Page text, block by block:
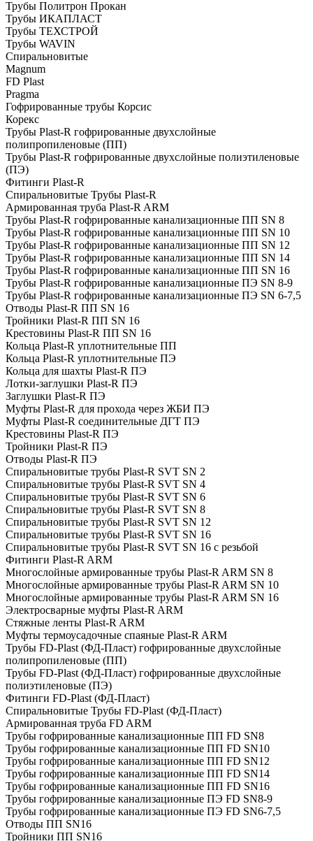
Трубы Политрон Прокан
Трубы ИКАПЛАСТ
Трубы ТЕХСТРОЙ
Трубы WAVIN
Спиральновитые
Magnum
FD Plast
Pragma
Гофрированные трубы Корсис
Корекс
Трубы Plast-R гофрированные двухслойные
полипропиленовые (ПП)
Трубы Plast-R гофрированные двухслойные полиэтиленовые
(ПЭ)
Фитинги Plast-R
Спиральновитые Трубы Plast-R
Армированная труба Plast-R ARM
Трубы Plast-R гофрированные канализационные ПП SN 8
Трубы Plast-R гофрированные канализационные ПП SN 10
Трубы Plast-R гофрированные канализационные ПП SN 12
Трубы Plast-R гофрированные канализационные ПП SN 14
Трубы Plast-R гофрированные канализационные ПП SN 16
Трубы Plast-R гофрированные канализационные ПЭ SN 8-9
Трубы Plast-R гофрированные канализационные ПЭ SN 6-7,5
Отводы Plast-R ПП SN 16
Тройники Plast-R ПП SN 16
Крестовины Plast-R ПП SN 16
Кольца Plast-R уплотнительные ПП
Кольца Plast-R уплотнительные ПЭ
Кольца для шахты Plast-R ПЭ
Лотки-заглушки Plast-R ПЭ
Заглушки Plast-R ПЭ
Муфты Plast-R для прохода через ЖБИ ПЭ
Муфты Plast-R соединительные ДГТ ПЭ
Крестовины Plast-R ПЭ
Тройники Plast-R ПЭ
Отводы Plast-R ПЭ
Спиральновитые трубы Plast-R SVT SN 2
Спиральновитые трубы Plast-R SVT SN 4
Спиральновитые трубы Plast-R SVT SN 6
Спиральновитые трубы Plast-R SVT SN 8
Спиральновитые трубы Plast-R SVT SN 12
Спиральновитые трубы Plast-R SVT SN 16
Спиральновитые трубы Plast-R SVT SN 16 с резьбой
Фитинги Plast-R ARM
Многослойные армированные трубы Plast-R ARM SN 8
Многослойные армированные трубы Plast-R ARM SN 10
Многослойные армированные трубы Plast-R ARM SN 16
Электросварные муфты Plast-R ARM
Стяжные ленты Plast-R ARM
Муфты термоусадочные спаяные Plast-R ARM
Трубы FD-Plast (ФД-Пласт) гофрированные двухслойные
полипропиленовые (ПП)
Трубы FD-Plast (ФД-Пласт) гофрированные двухслойные
полиэтиленовые (ПЭ)
Фитинги FD-Plast (ФД-Пласт)
Спиральновитые Трубы FD-Plast (ФД-Пласт)
Армированная труба FD ARM
Трубы гофрированные канализационные ПП FD SN8
Трубы гофрированные канализационные ПП FD SN10
Трубы гофрированные канализационные ПП FD SN12
Трубы гофрированные канализационные ПП FD SN14
Трубы гофрированные канализационные ПП FD SN16
Трубы гофрированные канализационные ПЭ FD SN8-9
Трубы гофрированные канализационные ПЭ FD SN6-7,5
Отводы ПП SN16
Тройники ПП SN16